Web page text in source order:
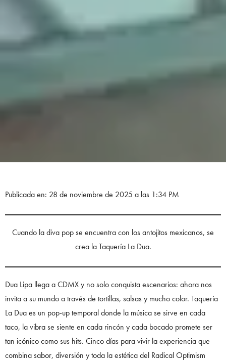
Publicada en: 28 de noviembre de 2025 a las 1:34 PM
Cuando la diva pop se encuentra con los antojitos mexicanos, se
crea la Taquería La Dua.
Dua Lipa llega a CDMX y no solo conquista escenarios: ahora nos
invita a su mundo a través de tortillas, salsas y mucho color. Taquería
La Dua es un pop-up temporal donde la música se sirve en cada
taco, la vibra se siente en cada rincón y cada bocado promete ser
tan icónico como sus hits. Cinco días para vivir la experiencia que
combina sabor, diversión y toda la estética del Radical Optimism